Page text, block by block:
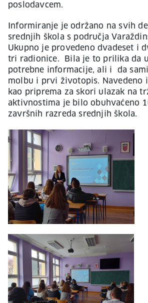
poslodavcem.
Informiranje je održano na svih
srednjih škola s područja
Ukupno je provedeno dvadeset i
tri radionice. Bila je to prilika da
potrebne informacije, ali i da
molbu i prvi životopis. Navedeno
kao priprema za skori ulazak na
aktivnostima je bilo obuhvaćeno
završnih razreda srednjih škola.